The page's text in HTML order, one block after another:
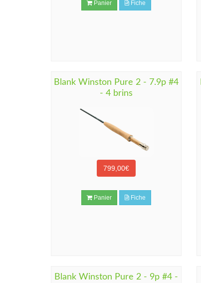
Panier Fiche
Blank Winston Pure 2 - 7.9p #4
- 4 brins
799,00€
Panier Fiche
Blank Winston Pure 2 - 9p #4 -